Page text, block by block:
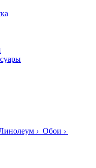
› Обои ›